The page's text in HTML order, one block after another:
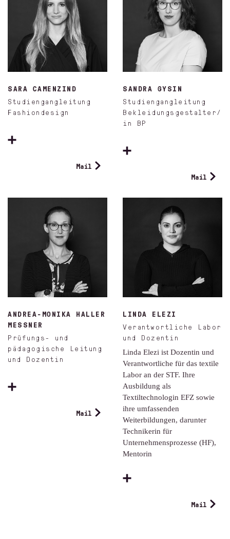
SARA CAMENZIND
Studiengangleitung
Fashiondesign
Mail
SANDRA GYSIN
Studiengangleitung
Bekleidungsgestalter/
in BP
Mail
ANDREA-MONIKA HALLER
MESSNER
Prüfungs- und
pädagogische Leitung
und Dozentin
Mail
LINDA ELEZI
Verantwortliche Labor
und Dozentin
Linda Elezi ist Dozentin und
Verantwortliche für das textile
Labor an der STF. Ihre
Ausbildung als
Textiltechnologin EFZ sowie
ihre umfassenden
Weiterbildungen, darunter
Technikerin für
Unternehmensprozesse (HF),
Mentorin
Mail